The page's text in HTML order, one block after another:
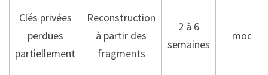
Clés privées
perdues
partiellement
Reconstruction
à partir des
fragments
2 à 6
semaines
modéré